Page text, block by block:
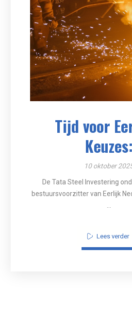
Tijd voor
Keuzes:
10 oktober
De Tata Steel Investering
bestuursvoorzitter van Eerlijk
Lees verder